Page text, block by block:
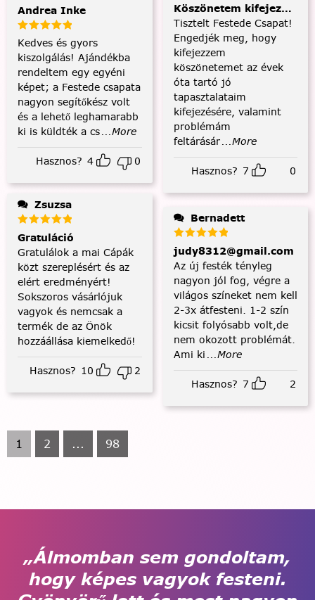
Andrea Inke
Kedves és gyors
kiszolgálás! Ajándékba
rendeltem egy egyéni
képet; a Festede csapata
nagyon segítőkész volt
és a lehető leghamarabb
ki is küldték a cs...More
Hasznos? 4 0
Zsuzsa
Gratuláció
Gratulálok a mai Cápák
közt szereplésért és az
elért eredményért!
Sokszoros vásárlójuk
vagyok és nemcsak a
termék de az Önök
hozzáállása kiemelkedő!
Hasznos? 10 2
Köszönetem kifejezése
Tisztelt Festede Csapat!
Engedjék meg, hogy
kifejezzem
köszönetemet az évek
óta tartó jó
tapasztalataim
kifejezésére, valamint
problémám
feltárásár...More
Hasznos? 7 0
Bernadett
judy8312@gmail.com
Az új festék tényleg
nagyon jól fog, végre a
világos színeket nem kell
2-3x átfesteni. 1-2 szín
kicsit folyósabb volt,de
nem okozott problémát.
Ami ki ...More
Hasznos? 7 2
1 2 ... 98
„Álmomban sem gondoltam,
hogy képes vagyok festeni.